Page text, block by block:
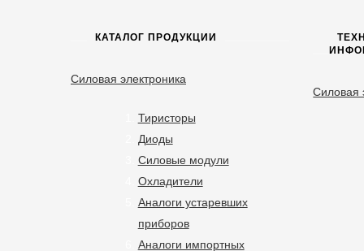
КАТАЛОГ ПРОДУКЦИИ
Силовая электроника
Тиристоры
Диоды
Силовые модули
Охладители
Аналоги устаревших
приборов
Аналоги импортных
Силовая